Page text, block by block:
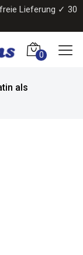
Lieferung ✓ 30
0
als